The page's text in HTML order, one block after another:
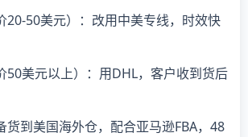
20-50美元）：改用中美专线，时效快
50美元以上）：用DHL，客户收到货后
货到美国海外仓，配合亚马逊FBA，48